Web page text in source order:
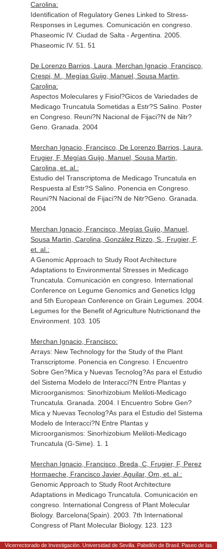
Carolina:
Identification of Regulatory Genes Linked to Stress-
Responses in Legumes. Comunicación en congreso.
Phaseomic IV. Ciudad de Salta - Argentina. 2005.
Phaseomic IV. 51. 51
De Lorenzo Barrios, Laura, Merchan Ignacio, Francisco,
Crespi, M., Megías Guijo, Manuel, Sousa Martin,
Carolina:
Aspectos Moleculares y Fisiol?Gicos de Variedades de
Medicago Truncatula Sometidas a Estr?S Salino. Poster
en Congreso. Reuni?N Nacional de Fijaci?N de Nitr?
Geno. Granada. 2004
Merchan Ignacio, Francisco, De Lorenzo Barrios, Laura,
Frugier, F, Megías Guijo, Manuel, Sousa Martin,
Carolina, et. al.:
Estudio del Transcriptoma de Medicago Truncatula en
Respuesta al Estr?S Salino. Ponencia en Congreso.
Reuni?N Nacional de Fijaci?N de Nitr?Geno. Granada.
2004
Merchan Ignacio, Francisco, Megías Guijo, Manuel,
Sousa Martin, Carolina, González Rizzo, S., Frugier, F,
et. al.:
A Genomic Approach to Study Root Architecture
Adaptations to Environmental Stresses in Medicago
Truncatula. Comunicación en congreso. International
Conference on Legume Genomics and Genetics Iclgg
and 5th European Conference on Grain Legumes. 2004.
Legumes for the Benefit of Agriculture Nutrictionand the
Environment. 103. 105
Merchan Ignacio, Francisco:
Arrays: New Technology for the Study of the Plant
Transcriptome. Ponencia en Congreso. I Encuentro
Sobre Gen?Mica y Nuevas Tecnolog?As para el Estudio
del Sistema Modelo de Interacci?N Entre Plantas y
Microorganismos: Sinorhizobium Meliloti-Medicago
Truncatula. Granada. 2004. I Encuentro Sobre Gen?
Mica y Nuevas Tecnolog?As para el Estudio del Sistema
Modelo de Interacci?N Entre Plantas y
Microorganismos: Sinorhizobium Meliloti-Medicago
Truncatula (G-Sime). 1. 1
Merchan Ignacio, Francisco, Breda, C, Frugier, F, Perez
Hormaeche, Francisco Javier, Aguilar, Om, et. al.:
Genomic Approach to Study Root Architecture
Adaptations in Medicago Truncatula. Comunicación en
congreso. International Congress of Plant Molecular
Biology. Barcelona(Spain). 2003. 7th International
Congress of Plant Molecular Biology. 123. 123
Merchan Ignacio, Francisco, Megías Guijo, Manuel,
Vicerrectorado de Investigación. Universidad de Sevilla. Pabellón de Brasil. Paseo de las